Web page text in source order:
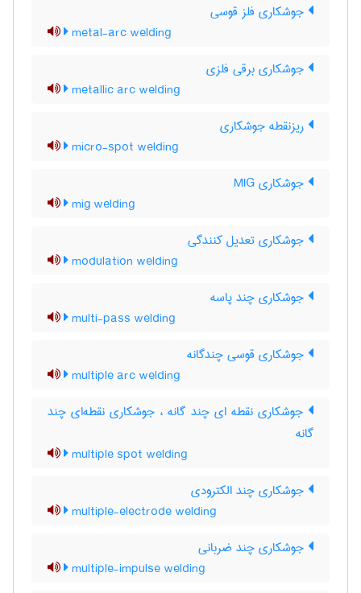
جوشکاری فلز قوسی
metal-arc welding
جوشکاری برقی فلزی
metallic arc welding
ریزنقطه جوشکاری
micro-spot welding
جوشکاری MIG
mig welding
جوشکاری تعدیل کنندگی
modulation welding
جوشکاری چند پاسه
multi-pass welding
جوشکاری قوسی چندگانه
multiple arc welding
جوشکاری نقطه ای چند گانه ، جوشکاری نقطه‌ای چند
گانه
multiple spot welding
جوشکاری چند الکترودی
multiple-electrode welding
جوشکاری چند ضربانی
multiple-impulse welding